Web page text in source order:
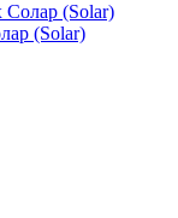
Солар (Solar)
(Solar)